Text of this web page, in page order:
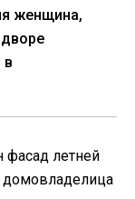
женщина,
в
фасад летней
домовладелица